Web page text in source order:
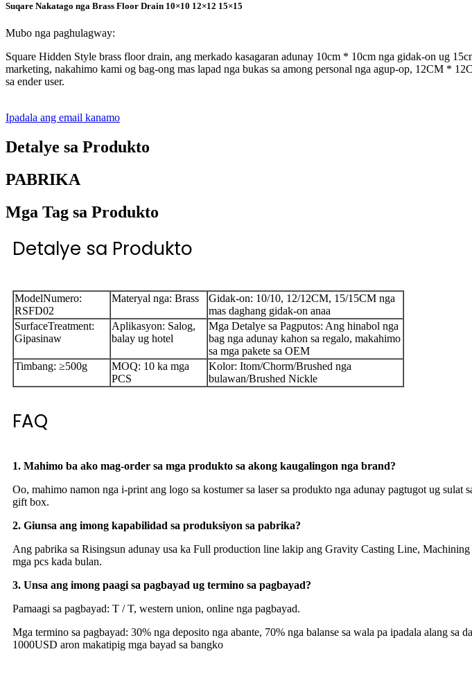
Suqare Nakatago nga Brass Floor Drain 10×10 12×12 15×15
Mubo nga paghulagway:
Square Hidden Style brass floor drain, ang merkado kasagaran adunay 10cm * 10cm nga gidak-on ug
marketing, nakahimo kami og bag-ong mas lapad nga bukas sa among personal nga agup-op, 12CM *
sa ender user.
Ipadala ang email kanamo
Detalye sa Produkto
PABRIKA
Mga Tag sa Produkto
Detalye sa Produkto
ModelNumero:
RSFD02
Materyal nga: Brass
Gidak-on: 10/10, 12/12CM, 15/15CM nga
mas daghang gidak-on anaa
SurfaceTreatment:
Gipasinaw
Aplikasyon: Salog,
balay ug hotel
Mga Detalye sa Pagputos: Ang hinabol nga
bag nga adunay kahon sa regalo, makahimo
sa mga pakete sa OEM
Timbang: ≥500g
MOQ: 10 ka mga
PCS
Kolor: Itom/Chorm/Brushed nga
bulawan/Brushed Nickle
FAQ
1. Mahimo ba ako mag-order sa mga produkto sa akong kaugalingon nga brand?
Oo, mahimo namon nga i-print ang logo sa kostumer sa laser sa produkto nga adunay pagtugot ug
gift box.
2. Giunsa ang imong kapabilidad sa produksiyon sa pabrika?
Ang pabrika sa Risingsun adunay usa ka Full production line lakip ang Gravity Casting Line,
mga pcs kada bulan.
3. Unsa ang imong paagi sa pagbayad ug termino sa pagbayad?
Pamaagi sa pagbayad: T / T, western union, online nga pagbayad.
Mga termino sa pagbayad: 30% nga deposito nga abante, 70% nga balanse sa wala pa ipadala alang
1000USD aron makatipig mga bayad sa bangko